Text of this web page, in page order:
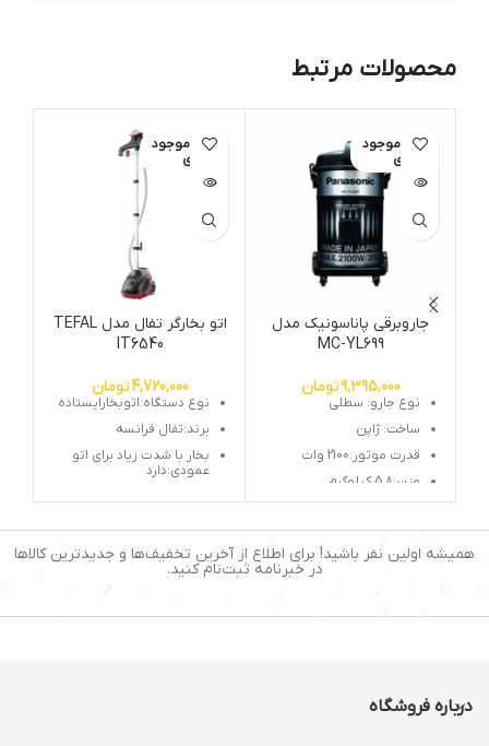
محصولات مرتبط
اتمام موجود
ی
جاروبرقی پاناسونیک مدل
MC-YL699
9,395,000تومان
نوع جارو: سطلی
ساخت: ژاپن
قدرت موتور:2100 وات
وزن:5.8 کیلوگرم
ظرفیت مخزن زباله:20لیتر
میزان صدا:86 دسی بل
اتمام موجود
ی
اتو بخارگر تفال مدل TEFAL
IT6540
4,720,000تومان
نوع دستگاه:اتوبخارایستاده
برند:تفال فرانسه
بخار با شدت زیاد برای اتو
عمودی:دارد
جمع شدن دستگاه برای
جابجایی راحت
همیشه اولین نفر باشید! برای اطلاع از آخرین تخفیف‌ها و جدیدترین کالاها
در خبرنامه ثبت‌نام کنید.
درباره فروشگاه